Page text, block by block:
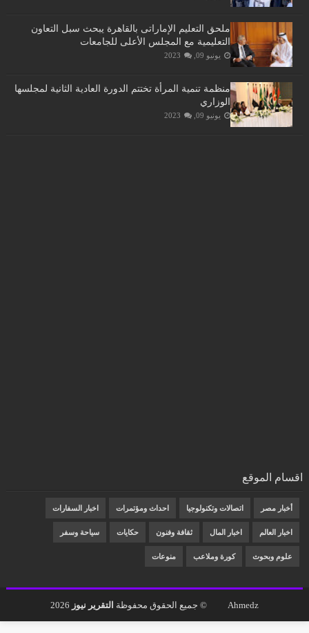
ملحق التعليم الإماراتى بالقاهرة يبحث سبل التعاون
التعليمية مع المجلس الأعلى للجامعات
يونيو 09, 2023
منظمة تنمية المرأة تختتم الدورة العادية الثانية لمجلسها
الوزاري
يونيو 09, 2023
اقسام الموقع
أخبار مصر اتصالات وتكنولوجيا احداث ومؤتمرات اخبار السفارات
اخبار العالم اخبار المال ثقافة وفنون حكايات سياحة وسفر
علوم وبحوث كورة وملاعب منوعات
Ahmedz © جميع الحقوق محفوظة التقرير نيوز 2026